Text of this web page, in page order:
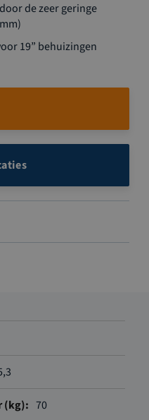
de zeer geringe
19” behuizingen
70